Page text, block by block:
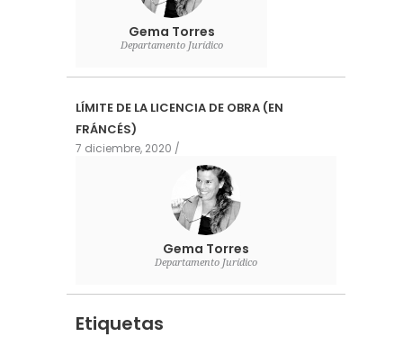
Gema Torres
Departamento Jurídico
LÍMITE DE LA LICENCIA DE OBRA (EN
FRÁNCÉS)
7 diciembre, 2020
Gema Torres
Departamento Jurídico
Etiquetas